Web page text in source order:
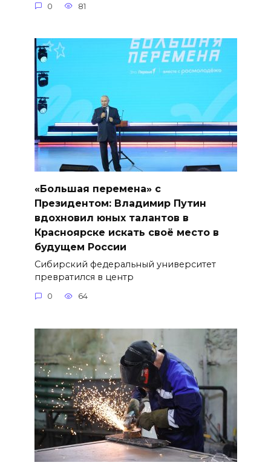
0 81
«Большая перемена» с
Президентом: Владимир Путин
вдохновил юных талантов в
Красноярске искать своё место в
будущем России
Сибирский федеральный университет
превратился в центр
0 64